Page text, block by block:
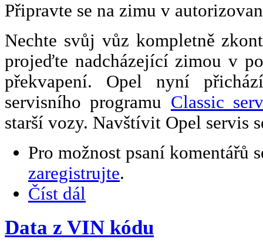
Připravte se na zimu v
Nechte svůj vůz kompletně
projeďte nadcházející zimou v
překvapení. Opel nyní
servisního programu Classic
starší vozy. Navštívit Opel servis
Pro možnost psaní komentářů
zaregistrujte.
Číst dál
Data z VIN kódu